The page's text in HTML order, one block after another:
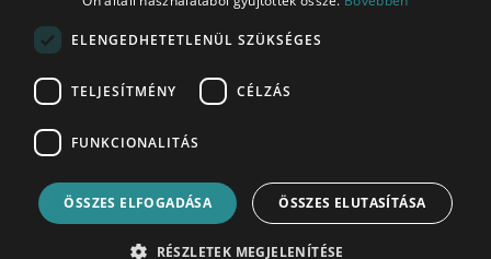
Tudj meg többet a
szülésről az INGYENES
szülésfelkészítő
tanfolyamon!
Jelentkezz most!
ELENGEDHETETLENÜL SZÜKSÉGES
TELJESÍTMÉNY CÉLZÁS
FUNKCIONALITÁS
ÖSSZES ELFOGADÁSA ÖSSZES ELUTASÍTÁSA
RÉSZLETEK MEGJELENÍTÉSE